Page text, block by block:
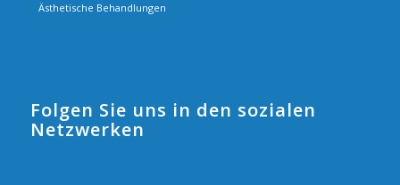
Ästhetische Behandlungen
Folgen Sie uns in den sozialen
Netzwerken